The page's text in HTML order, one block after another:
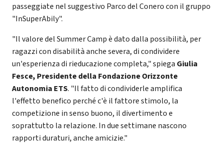
passeggiate nel suggestivo Parco del Conero con il gruppo
"InSuperAbily".
"Il valore del Summer Camp è dato dalla possibilità, per
ragazzi con disabilità anche severa, di condividere
un'esperienza di rieducazione completa," spiega Giulia
Fesce, Presidente della Fondazione Orizzonte
Autonomia ETS. "Il fatto di condividerle amplifica
l'effetto benefico perché c'è il fattore stimolo, la
competizione in senso buono, il divertimento e
soprattutto la relazione. In due settimane nascono
rapporti duraturi, anche amicizie."